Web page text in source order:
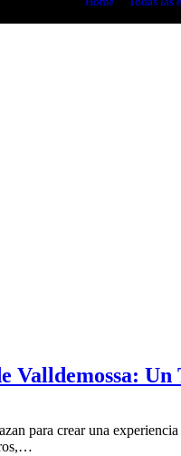
Valldemossa:
para crear una